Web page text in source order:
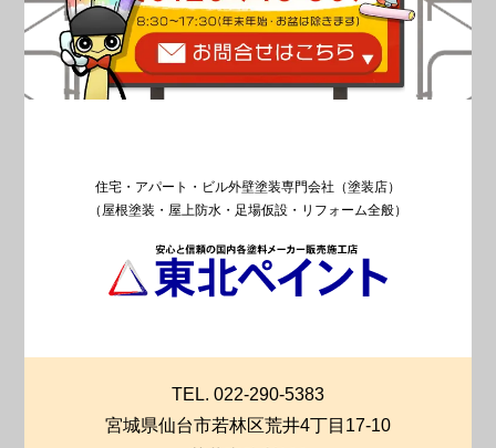
住宅・アパート・ビル外壁塗装専門会社（塗装店）
（屋根塗装・屋上防水・足場仮設・リフォーム全般）
TEL. 022-290-5383
宮城県仙台市若林区荒井4丁目17-10